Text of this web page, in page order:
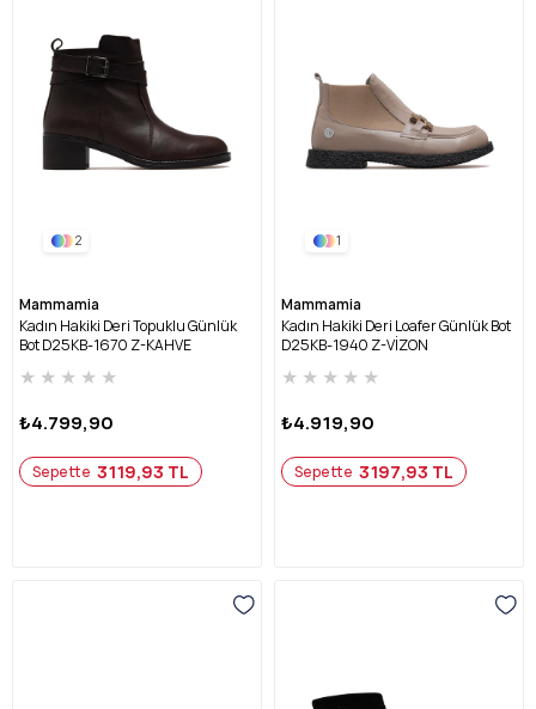
2
Mammamia
Kadın Hakiki Deri Topuklu Günlük
Bot D25KB-1670 Z-KAHVE
★ ★ ★ ★ ★
₺4.799,90
Sepette 3119,93 TL
1
Mammamia
Kadın Hakiki Deri Loafer Günlük Bot
D25KB-1940 Z-VİZON
★ ★ ★ ★ ★
₺4.919,90
Sepette 3197,93 TL